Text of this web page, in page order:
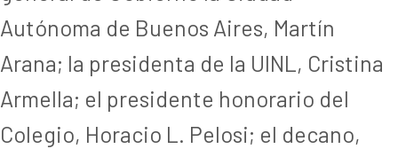
Autónoma de Buenos Aires, Martín
Arana; la presidenta de la UINL, Cristina
Armella; el presidente honorario del
Colegio, Horacio L. Pelosi; el decano,